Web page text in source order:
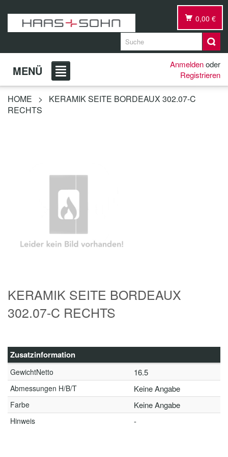
0,00 €
MENÜ Anmeldenoder
Registrieren
HOME >
KERAMIK SEITE BORDEAUX 302.07-C
RECHTS
KERAMIK SEITE BORDEAUX
302.07-C RECHTS
Zusatzinformation
GewichtNetto 16.5
Abmessungen H/B/T Keine Angabe
Farbe Keine Angabe
Hinweis -